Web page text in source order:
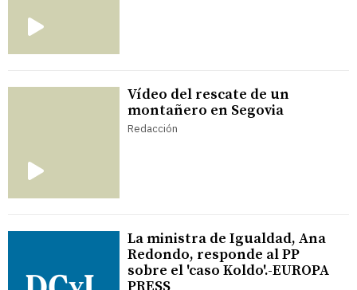
Vídeo del rescate de un
montañero en Segovia
Redacción
La ministra de Igualdad, Ana
Redondo, responde al PP
sobre el 'caso Koldo'.-EUROPA